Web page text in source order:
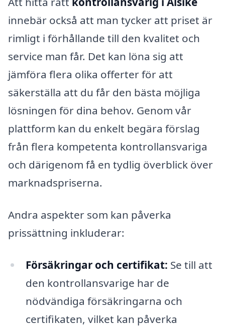
innebär också att man tycker att priset är
rimligt i förhållande till den kvalitet och
service man får. Det kan löna sig att
jämföra flera olika offerter för att
säkerställa att du får den bästa möjliga
lösningen för dina behov. Genom vår
plattform kan du enkelt begära förslag
från flera kompetenta kontrollansvariga
och därigenom få en tydlig överblick över
marknadspriserna.
Andra aspekter som kan påverka
prissättning inkluderar:
Försäkringar och certifikat: Se till att
den kontrollansvarige har de
nödvändiga försäkringarna och
certifikaten, vilket kan påverka